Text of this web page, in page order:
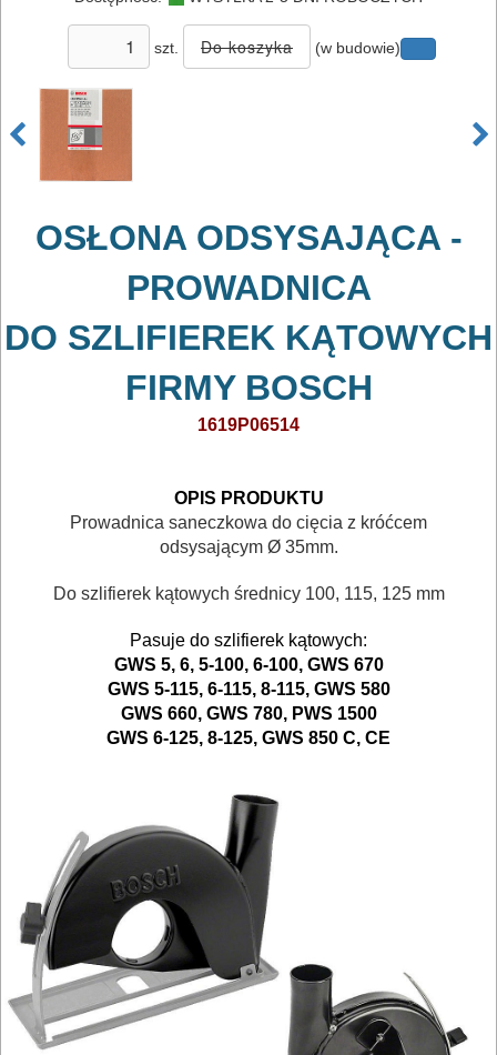
Zestawy
osprzętowe
DO
BETONU
DREWNA
METALU
gwoździarek
kluczy
lamelownic
Do
młotowiertarek
młotów
udarowych
szt. (w budowie)
OSŁONA ODSYSAJĄCA -
PROWADNICA
DO SZLIFIEREK KĄTOWYCH
FIRMY BOSCH
1619P06514
OPIS PRODUKTU
Prowadnica saneczkowa do cięcia z króćcem
odsysającym Ø 35mm.
Do szlifierek kątowych średnicy 100, 115, 125 mm
Pasuje do szlifierek kątowych:
GWS 5, 6, 5-100, 6-100, GWS 670
GWS 5-115, 6-115, 8-115, GWS 580
GWS 660, GWS 780, PWS 1500
GWS 6-125, 8-125, GWS 850 C, CE